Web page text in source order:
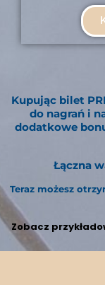
Kupując bilet
do nagrań i
dodatkowe
Łączna
Teraz możesz
Zobacz